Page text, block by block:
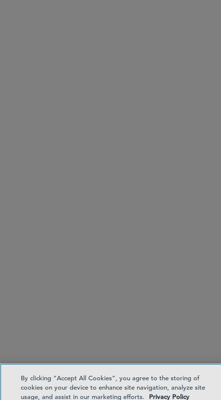
By clicking “Accept All Cookies”, you agree to the storing of
cookies on your device to enhance site navigation, analyze site
usage, and assist in our marketing efforts.
Privacy Policy